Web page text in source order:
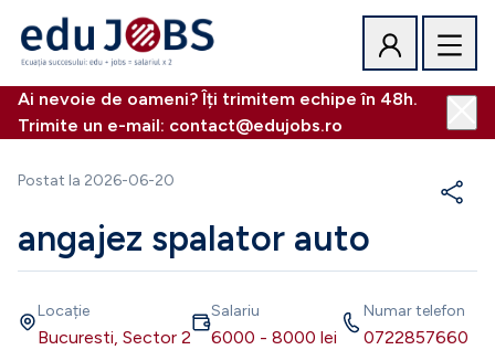
Ai nevoie de oameni? Îți trimitem echipe în 48h.
Trimite un e-mail: contact@edujobs.ro
Postat la 2026-06-20
angajez spalator auto
Locație
Bucuresti, Sector 2
Salariu
6000 - 8000 lei
Numar telefon
0722857660